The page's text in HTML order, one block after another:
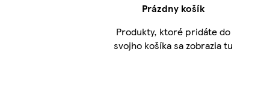
Prázdny košík
Produkty, ktoré pridáte do
svojho košíka sa zobrazia tu